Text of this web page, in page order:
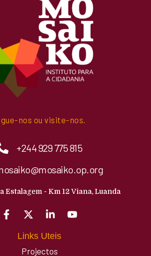
nos ou visite-nos.
+244 929 775 815
Estalagem - Km 12 Viana, Luanda
Links Uteis
Projectos